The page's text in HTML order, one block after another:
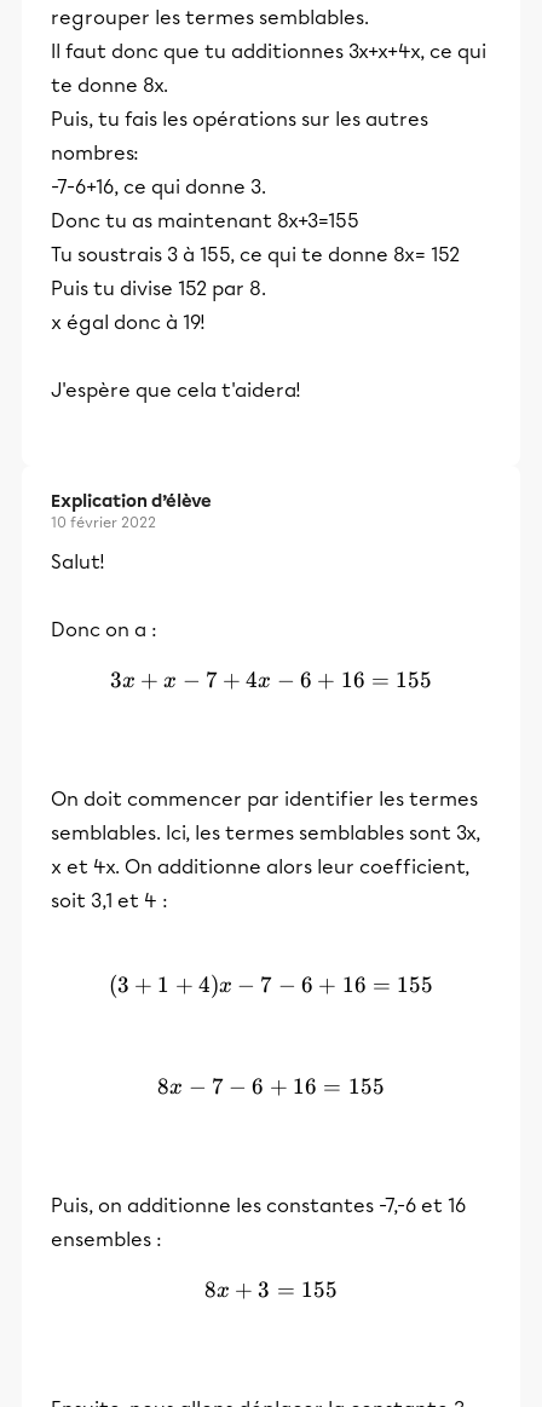
regrouper les termes semblables.
Il faut donc que tu additionnes 3x+x+4x, ce qui
te donne 8x.
Puis, tu fais les opérations sur les autres
nombres:
-7-6+16, ce qui donne 3.
Donc tu as maintenant 8x+3=155
Tu soustrais 3 à 155, ce qui te donne 8x= 152
Puis tu divise 152 par 8.
x égal donc à 19!
J'espère que cela t'aidera!
Explication d’élève
10 février 2022
Salut!
Donc on a :
3x+x-7+4x-6+16=155
3x + x − 7 + 4x − 6 + 16 = 155
On doit commencer par identifier les termes
semblables. Ici, les termes semblables sont 3x,
x et 4x. On additionne alors leur coefficient,
soit 3,1 et 4 :
(3+1+4)x-7-6+16=155
(3 + 1 + 4)x − 7 − 6 + 16 = 155
8x-7-6+16=155
8x − 7 − 6 + 16 = 155
Puis, on additionne les constantes -7,-6 et 16
ensembles :
8x+3=155
8x + 3 = 155